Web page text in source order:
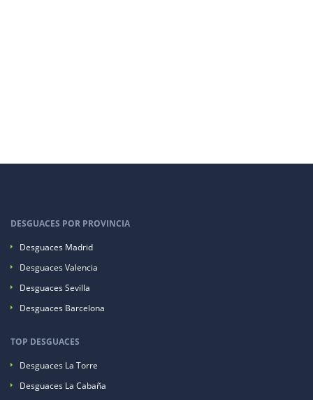
DESGUACES POR PROVINCIA
Desguaces Madrid
Desguaces Valencia
Desguaces Sevilla
Desguaces Barcelona
TOP DESGUACES
Desguaces La Torre
Desguaces La Cabaña